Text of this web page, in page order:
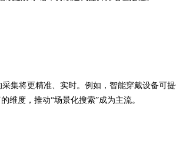
集将更精准、实时。例如，智能穿戴设备可
维度，推动“场景化搜索”成为主流。